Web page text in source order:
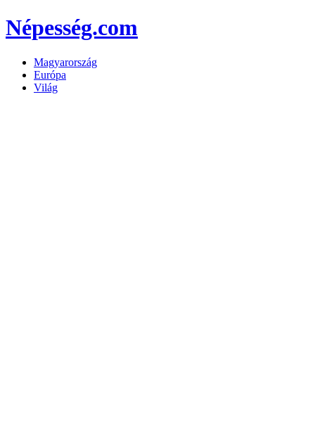
Népesség.com
Magyarország
Európa
Világ